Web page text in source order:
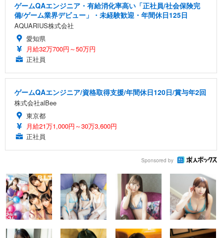
ゲームQAエンジニア・有給消化率高い「正社員/社会保険完
備/ゲーム業界デビュー」・未経験歓迎・年間休日125日
AQUARIUS株式会社
愛知県
月給32万700円～50万円
正社員
ゲームQAエンジニア/資格取得支援/年間休日120日/賞与年2回
株式会社alBee
東京都
月給21万1,000円～30万3,600円
正社員
Sponsored by